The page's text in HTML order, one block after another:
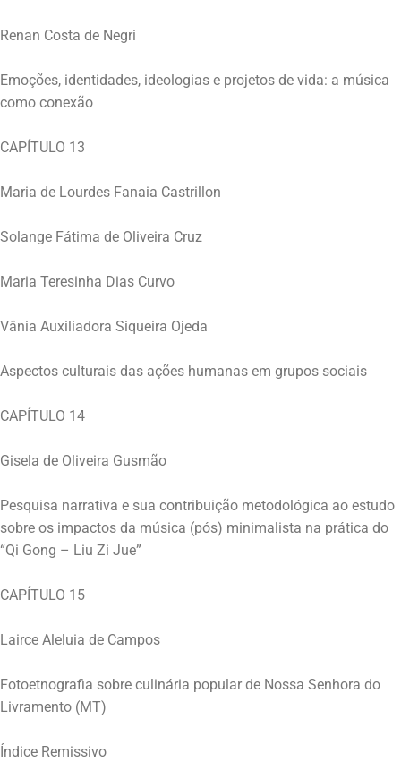
Renan Costa de Negri
Emoções, identidades, ideologias e projetos de vida: a música
como conexão
CAPÍTULO 13
Maria de Lourdes Fanaia Castrillon
Solange Fátima de Oliveira Cruz
Maria Teresinha Dias Curvo
Vânia Auxiliadora Siqueira Ojeda
Aspectos culturais das ações humanas em grupos sociais
CAPÍTULO 14
Gisela de Oliveira Gusmão
Pesquisa narrativa e sua contribuição metodológica ao estudo
sobre os impactos da música (pós) minimalista na prática do
“Qi Gong – Liu Zi Jue”
CAPÍTULO 15
Lairce Aleluia de Campos
Fotoetnografia sobre culinária popular de Nossa Senhora do
Livramento (MT)
Índice Remissivo